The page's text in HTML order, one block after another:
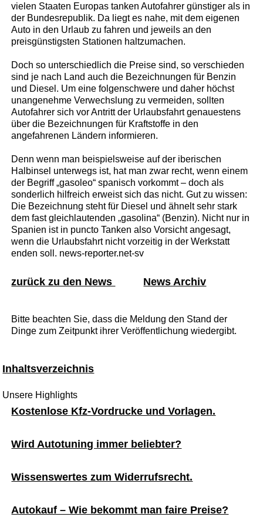
vielen Staaten Europas tanken Autofahrer günstiger als in
der Bundesrepublik. Da liegt es nahe, mit dem eigenen
Auto in den Urlaub zu fahren und jeweils an den
preisgünstigsten Stationen haltzumachen.
Doch so unterschiedlich die Preise sind, so verschieden
sind je nach Land auch die Bezeichnungen für Benzin
und Diesel. Um eine folgenschwere und daher höchst
unangenehme Verwechslung zu vermeiden, sollten
Autofahrer sich vor Antritt der Urlaubsfahrt genauestens
über die Bezeichnungen für Kraftstoffe in den
angefahrenen Ländern informieren.
Denn wenn man beispielsweise auf der iberischen
Halbinsel unterwegs ist, hat man zwar recht, wenn einem
der Begriff „gasoleo“ spanisch vorkommt – doch als
sonderlich hilfreich erweist sich das nicht. Gut zu wissen:
Die Bezeichnung steht für Diesel und ähnelt sehr stark
dem fast gleichlautenden „gasolina“ (Benzin). Nicht nur in
Spanien ist in puncto Tanken also Vorsicht angesagt,
wenn die Urlaubsfahrt nicht vorzeitig in der Werkstatt
enden soll. news-reporter.net-sv
zurück zu den News News Archiv
Bitte beachten Sie, dass die Meldung den Stand der
Dinge zum Zeitpunkt ihrer Veröffentlichung wiedergibt.
Inhaltsverzeichnis
Unsere Highlights
Kostenlose Kfz-Vordrucke und Vorlagen.
Wird Autotuning immer beliebter?
Wissenswertes zum Widerrufsrecht.
Autokauf – Wie bekommt man faire Preise?